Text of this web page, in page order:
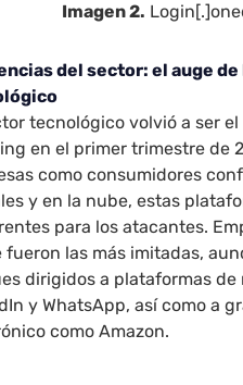
Imagen 2.
del sector: el auge
tecnológico volvió a ser
en el primer trimestre de
como consumidores
y en la nube, estas
para los atacantes.
fueron las más imitadas,
dirigidos a plataformas de
y WhatsApp, así como a
como Amazon.